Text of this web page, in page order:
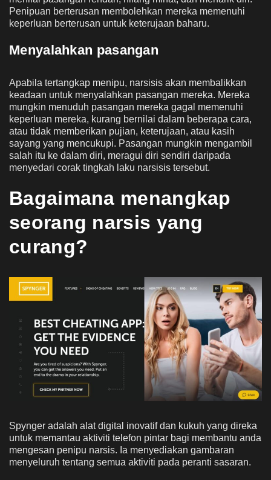
Penipuan berterusan membolehkan mereka memenuhi
keperluan berterusan untuk keterujaan baharu.
Menyalahkan pasangan
Apabila tertangkap menipu, narsisis akan membalikkan
keadaan untuk menyalahkan pasangan mereka. Mereka
mungkin menuduh pasangan mereka gagal memenuhi
keperluan mereka, kurang bernilai dalam beberapa cara,
atau tidak memberikan pujian, keterujaan, atau kasih
sayang yang mencukupi. Pasangan mungkin mengambil
salah itu ke dalam diri, meragui diri sendiri daripada
menyedari corak tingkah laku narsisis tersebut.
Bagaimana menangkap
seorang narsis yang
curang?
Spynger adalah alat digital inovatif dan kukuh yang direka
untuk memantau aktiviti telefon pintar bagi membantu anda
mengesan penipu narsis. Ia menyediakan gambaran
menyeluruh tentang semua aktiviti pada peranti sasaran.